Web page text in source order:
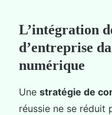
L’intégration
d’entreprise
numérique
Une stratégie de
réussie ne se réduit